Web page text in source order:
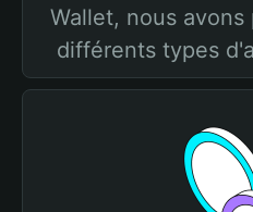
Wallet, nous
différents types